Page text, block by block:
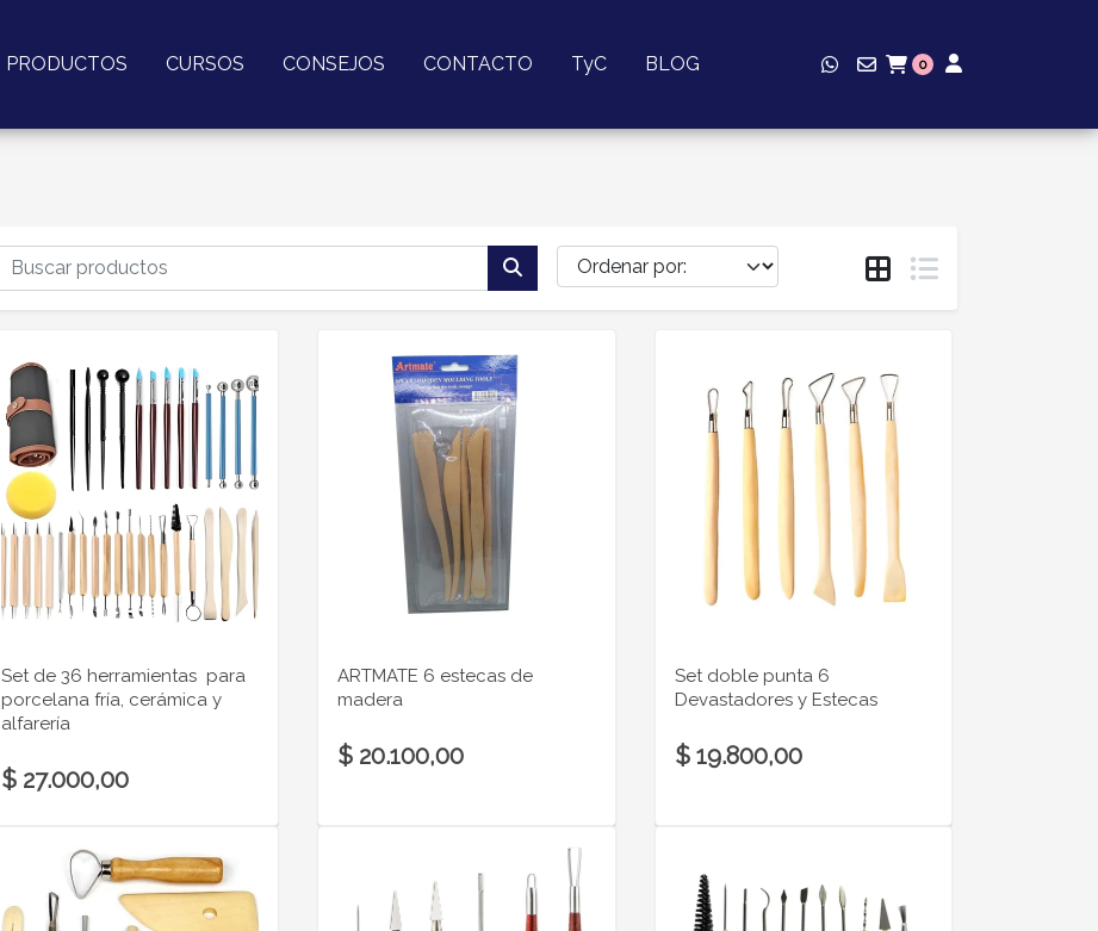
PRODUCTOS CURSOS CONSEJOS CONTACTO TyC BLOG 0
Set de 36 herramientas para
porcelana fría, cerámica y
alfarería
$ 27.000,00
ARTMATE 6 estecas de
madera
$ 20.100,00
Set doble punta 6
Devastadores y Estecas
$ 19.800,00